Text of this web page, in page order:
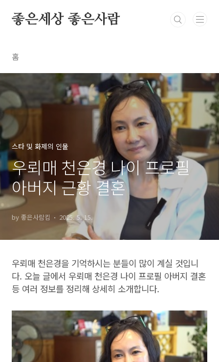
좋은세상 좋은사람
홈
스타 및 화제의 인물
우뢰매 천은경 나이 프로필
아버지 근황 결혼
by 좋은사람킴 2025. 5. 15.
우뢰매 천은경을 기억하시는 분들이 많이 계실 것입니
다. 오늘 글에서 우뢰매 천은경 나이 프로필 아버지 결혼
등 여러 정보를 정리해 상세히 소개합니다.